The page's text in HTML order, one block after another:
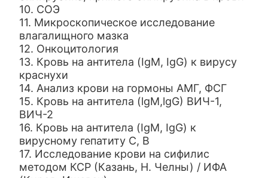
10. СОЭ
11. Микроскопическое исследование
влагалищного мазка
12. Онкоцитология
13. Кровь на антитела (IgM, IgG) к вирусу
краснухи
14. Анализ крови на гормоны АМГ, ФСГ
15. Кровь на антитела (lgM,lgG) ВИЧ-1,
ВИЧ-2
16. Кровь на антитела (IgM, IgG) к
вирусному гепатиту С, В
17. Исследование крови на сифилис
методом КСР (Казань, Н. Челны) / ИФА